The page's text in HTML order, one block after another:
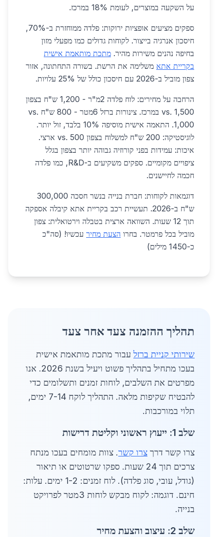
על השקעה במוצרים, לעומת 18% במרכז.
ספקים מציעים אופציות ירוקות: פלדה ממוחזרת ב-70%,
חיסכון אנרגיה בייצור. לקוחות גדולים כמו מפעלי מזון
בחיפה נהנים משירות מהיר. מתכת מותאמת אישית
בקריית אתא משלימה את הרשת. בשורה התחתונה, אזור
צפון מוביל ב-2026 עם חיסכון כולל של 25% עלויות.
הרחבה על מחירים: לוח פלדה 2מ"ר - 1,200 ש"ח בצפון
vs. 1,500 במרכז. צינורות ברזל 6מטר - 800 ש"ח vs.
1,000. התאמה אישית מוסיפה 10% בלבד, זול יותר.
לוגיסטיקה: 200 ש"ח למשלוח בצפון vs. 500 ארצי.
איכות: עמידות בפני קורוזיה גבוהה יותר בצפון בגלל
ציפויים מקומיים. ספקים משקיעים ב-R&D, כמו פלדה
חכמה לחיישנים.
דוגמאות לקוחות: חברת בנייה בנשר חסכה 300,000
ש"ח ב-2026. תעשיית רכב בקריית אתא קיבלה אספקה
תוך 12 שעות. השוואה ארצית בטבלה וירטואלית: צפון
מוביל בכל פרמטר. בחרו הצעת מחיר עכשיו! (סה"כ
כ-1450 מילים)
תהליך ההזמנה צעד אחר צעד
שירותי קניית ברזל עבור מתכת מותאמת אישית
בעכו מתחיל בתהליך פשוט ויעיל בשנת 2026. אנו
מפרטים את השלבים, לוחות זמנים ותשלומים כדי
להבטיח שקיפות מלאה. התהליך לוקח 7-14 ימים,
תלוי במורכבות.
שלב 1: ייעוץ ראשוני וקליטת דרישות
צרו קשר דרך צרו קשר. צוות מומחים בעכו מנתח
צרכים תוך 24 שעות. ספקו שרטוטים או תיאור
(גודל, עובי, סוג פלדה). לוח זמנים: 1-2 ימים. עלות:
חינם. דוגמה: לקוח מבקש לוחות 3מטר לפרויקט
בנייה.
שלב 2: עיצוב והצעת מחיר